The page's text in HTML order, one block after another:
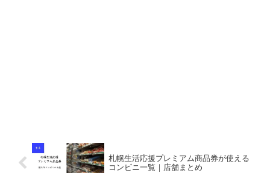
札幌生活応援プレミアム商品券が使える
コンビニ一覧｜店舗まとめ